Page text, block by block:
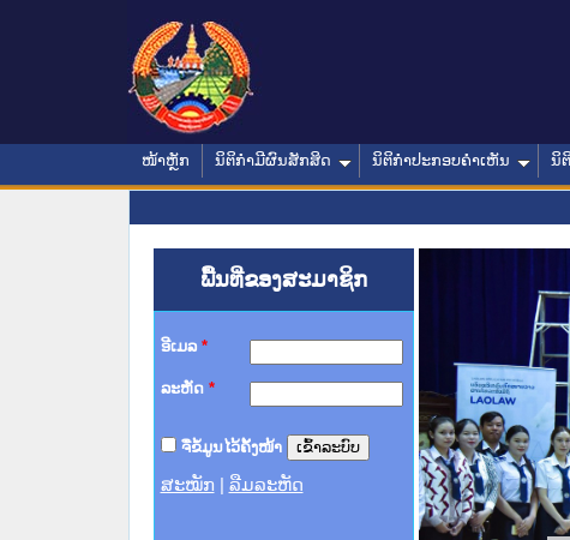
ໜ້າຫຼັກ ນິຕິກໍາມີຜົນສັກສິດ ນິຕິກໍາປະກອບຄໍາເຫັນ ນິ
ພື້ນທີ່ຂອງສະມາຊິກ
ອີເມລ *
ລະຫັດ *
ຈື່ຂໍ້ມູນໄວ້ຄັ້ງໜ້າ
ສະໝັກ ລືມລະຫັດ